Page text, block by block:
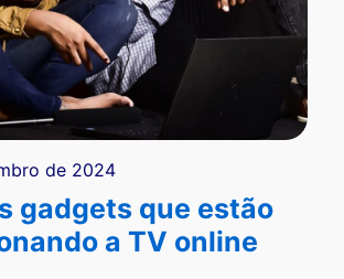
de 2024
gadgets que estão
a TV online